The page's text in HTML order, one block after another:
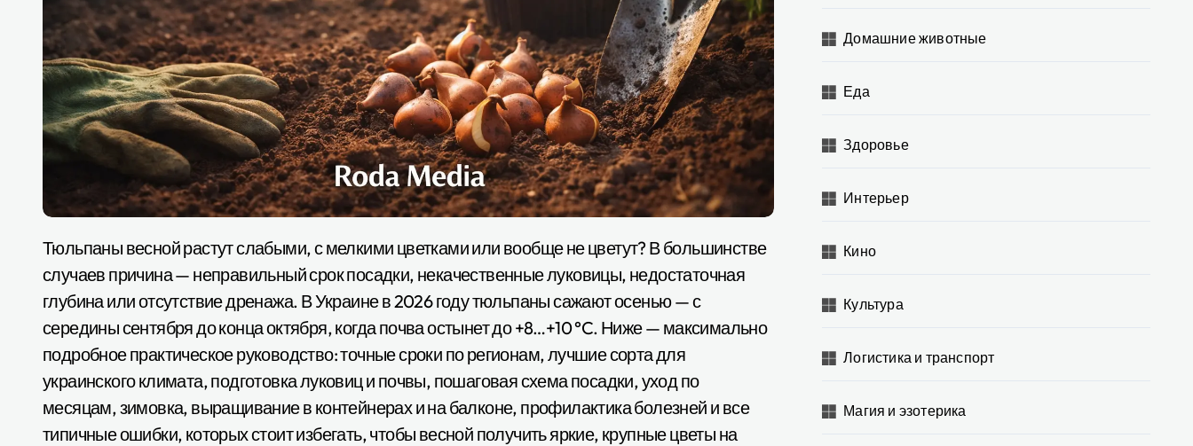
Тюльпаны весной растут слабыми, с мелкими цветками или вообще не цветут? В большинстве
случаев причина — неправильный срок посадки, некачественные луковицы, недостаточная
глубина или отсутствие дренажа. В Украине в 2026 году тюльпаны сажают осенью — с
середины сентября до конца октября, когда почва остынет до +8…+10 °C. Ниже — максимально
подробное практическое руководство: точные сроки по регионам, лучшие сорта для
украинского климата, подготовка луковиц и почвы, пошаговая схема посадки, уход по
месяцам, зимовка, выращивание в контейнерах и на балконе, профилактика болезней и все
типичные ошибки, которых стоит избегать, чтобы весной получить яркие, крупные цветы на
Домашние животные
Еда
Здоровье
Интерьер
Кино
Культура
Логистика и транспорт
Магия и эзотерика